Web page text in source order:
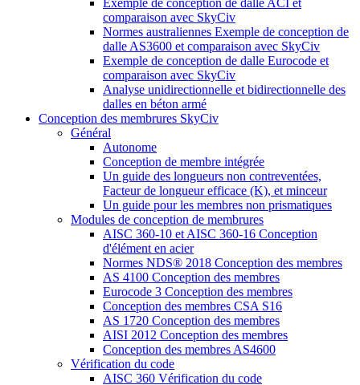
Exemple de conception de dalle ACI et
comparaison avec SkyCiv
Normes australiennes Exemple de conception de
dalle AS3600 et comparaison avec SkyCiv
Exemple de conception de dalle Eurocode et
comparaison avec SkyCiv
Analyse unidirectionnelle et bidirectionnelle des
dalles en béton armé
Conception des membrures SkyCiv
Général
Autonome
Conception de membre intégrée
Un guide des longueurs non contreventées,
Facteur de longueur efficace (K), et minceur
Un guide pour les membres non prismatiques
Modules de conception de membrures
AISC 360-10 et AISC 360-16 Conception
d'élément en acier
Normes NDS® 2018 Conception des membres
AS 4100 Conception des membres
Eurocode 3 Conception des membres
Conception des membres CSA S16
AS 1720 Conception des membres
AISI 2012 Conception des membres
Conception des membres AS4600
Vérification du code
AISC 360 Vérification du code